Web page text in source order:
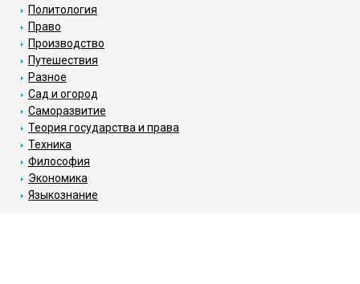
Политология
Право
Производство
Путешествия
Разное
Сад и огород
Саморазвитие
Теория государства и права
Техника
Философия
Экономика
Языкознание